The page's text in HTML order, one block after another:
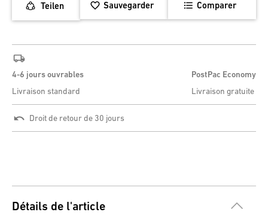
Teilen Sauvegarder Comparer
4-6 jours ouvrables
Livraison standard
PostPac Economy
Livraison gratuite
Droit de retour de 30 jours
Détails de l'article